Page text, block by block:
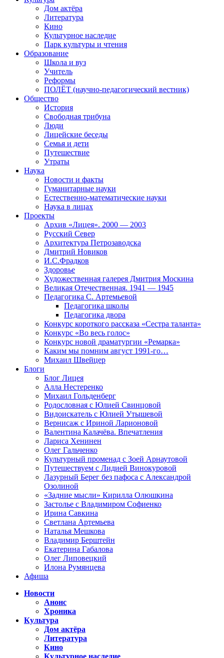
Дом актёра
Литература
Кино
Культурное наследие
Парк культуры и чтения
Образование
Школа и вуз
Учитель
Реформы
ПОЛЁТ (научно-педагогический вестник)
Общество
История
Свободная трибуна
Люди
Лицейские беседы
Семья и дети
Путешествие
Утраты
Наука
Новости и факты
Гуманитарные науки
Естественно-математические науки
Наука в лицах
Проекты
Архив «Лицея». 2000 — 2003
Русский Север
Архитектура Петрозаводска
Дмитрий Новиков
И.С.Фрадков
Здоровье
Художественная галерея Дмитрия Москина
Великая Отечественная. 1941 — 1945
Педагогика С. Артемьевой
Педагогика школы
Педагогика двора
Конкурс короткого рассказа «Сестра таланта»
Конкурс «Во весь голос»
Конкурс новой драматургии «Ремарка»
Каким мы помним август 1991-го…
Михаил Швейцер
Блоги
Блог Лицея
Алла Нестеренко
Михаил Гольденберг
Родословная с Юлией Свинцовой
Видоискатель с Юлией Утышевой
Вернисаж с Ириной Ларионовой
Валентина Калачёва. Впечатления
Лариса Хенинен
Олег Гальченко
Культурный променад с Зоей Арнаутовой
Путешествуем с Лидией Винокуровой
Лазурный Берег без пафоса с Александрой
Озолиной
«Задние мысли» Кирилла Олюшкина
Застолье с Владимиром Софиенко
Ирина Савкина
Светлана Артемьева
Наталья Мешкова
Владимир Берштейн
Екатерина Габалова
Олег Липовецкий
Илона Румянцева
Афиша
Новости
Анонс
Хроника
Культура
Дом актёра
Литература
Кино